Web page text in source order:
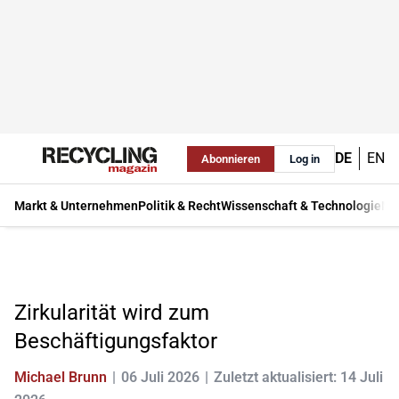
Abonnieren Log in DE EN
Markt & UnternehmenPolitik & RechtWissenschaft & Technologie
Zirkularität wird zum
Beschäftigungsfaktor
Michael Brunn 06 Juli 2026
Zuletzt aktualisiert: 14 Juli